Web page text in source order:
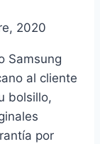
2020
Samsung
al cliente
bolsillo,
por